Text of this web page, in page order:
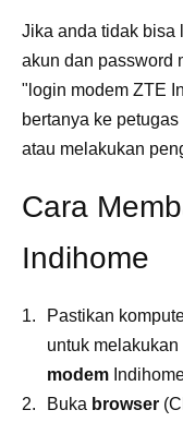
Jika anda tidak bisa
akun dan password
"login modem ZTE
bertanya ke
atau melakukan
Cara
Indihome
Pastikan
untuk
modem
Buka browser